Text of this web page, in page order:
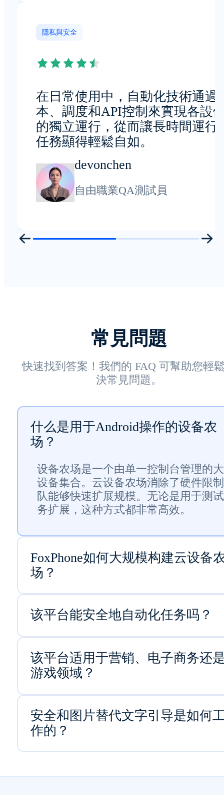
隱私與安全
在日常使用中，自動化技術通過
本、調度和API控制來實現各設
的獨立運行，從而讓長時間運行
任務顯得輕鬆自如。
devonchen
自由職業QA測試員
常見問題
快速找到答案！我們的 FAQ 可幫助您輕
決常見問題。
什么是用于Android操作的设备农
场？
设备农场是一个由单一控制台管理的
设备集合。云设备农场消除了硬件限
队能够快速扩展规模。无论是用于测
务扩展，这种方式都非常高效。
FoxPhone如何大规模构建云设备
场？
该平台能安全地自动化任务吗？
该平台适用于营销、电子商务还
游戏领域？
安全和图片替代文字引导是如何
作的？